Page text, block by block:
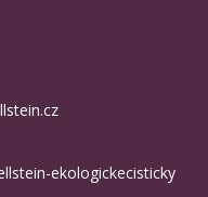
ekologickecisticky